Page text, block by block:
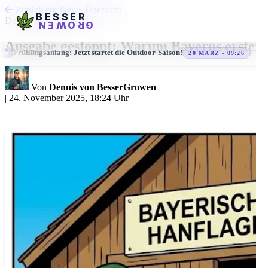
BESSER
GROWEN
NEWS Frühlingsanfang: Jetzt startet die Outdoor-Saison! 20 MÄRZ - 09:26
Zurück zur News-Übersicht
Deutschland & Recht
Ausgabe gestoppt: Warum Bayerns
Von Dennis von BesserGrowen
| 24. November 2025, 18:24 Uhr